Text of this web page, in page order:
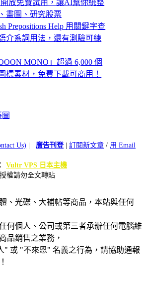
放免費試用，讓AI幫你統整
畫圖、研究股票
Prepositions Help 用關鍵字查
介系詞用法，還有測驗可練
MONO」超過 6,000 個
標素材，免費下載可商用！
Us) 廣告刊登| 訂閱新文章 / 用 Email
Vultr VPS 日本主機
權請勿全文轉貼
、光碟、大補帖等商品，本站與任何
何個人、公司或第三者承辦任何電腦維
品銷售之業務，
" 或 "不來恩" 名義之行為，請協助通報